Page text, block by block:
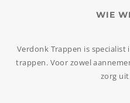
WIE
Verdonk Trappen is
trappen. Voor zowel
zorg